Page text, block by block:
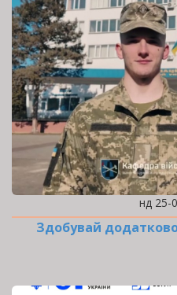
нд 25-
Здобувай